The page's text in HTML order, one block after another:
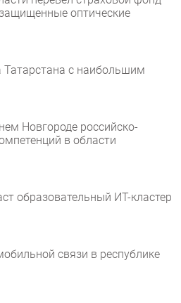
оптические
Татарстана с наибольшим
Новгороде российско-
в области
образовательный ИТ-кластер
связи в республике